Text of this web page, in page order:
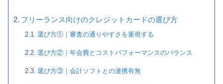
フリーランス向けのクレジットカードの選び方
選び方①｜審査の通りやすさを重視する
選び方②｜年会費とコストパフォーマンスのバランス
選び方③｜会計ソフトとの連携有無